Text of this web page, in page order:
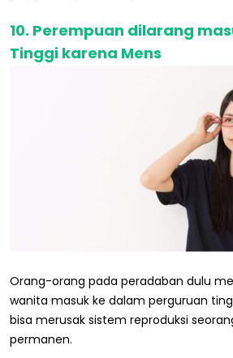
10. Perempuan dilarang
Tinggi karena Mens
Orang-orang pada peradaban dulu
wanita masuk ke dalam perguruan
bisa merusak sistem reproduksi
permanen.